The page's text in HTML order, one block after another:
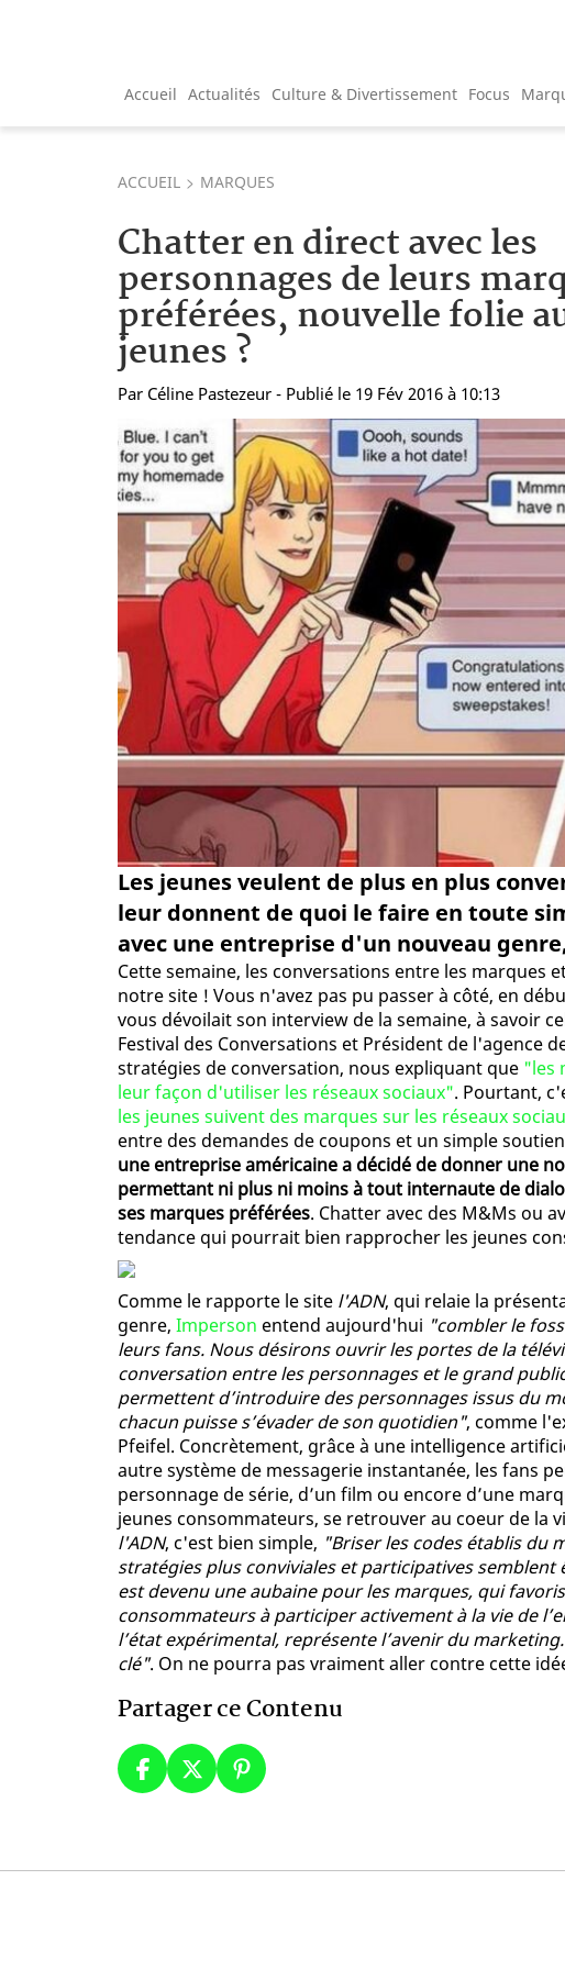
Accueil Actualités Culture & Divertissement Focus
ACCUEIL MARQUES
Chatter en direct avec les
personnages de leurs
préférées, nouvelle folie
jeunes ?
Par Céline Pastezeur - Publié le 19 Fév 2016 à 10:13
Les jeunes veulent de plus en plus
leur donnent de quoi le faire en toute
avec une entreprise d'un nouveau
Cette semaine, les conversations entre les
notre site ! Vous n'avez pas pu passer à côté, en
vous dévoilait son interview de la semaine, à savoir
Festival des Conversations et Président de l'agence
stratégies de conversation, nous expliquant que "les
leur façon d'utiliser les réseaux sociaux". Pourtant,
les jeunes suivent des marques sur les réseaux
entre des demandes de coupons et un simple
une entreprise américaine a décidé de donner une
permettant ni plus ni moins à tout internaute de
ses marques préférées. Chatter avec des M&Ms ou
tendance qui pourrait bien rapprocher les jeunes
Comme le rapporte le site l'ADN, qui relaie la
genre, Imperson entend aujourd'hui "combler le
leurs fans. Nous désirons ouvrir les portes de la
conversation entre les personnages et le grand
permettent d’introduire des personnages issus du
chacun puisse s’évader de son quotidien", comme
Pfeifel. Concrètement, grâce à une intelligence
autre système de messagerie instantanée, les fans
personnage de série, d’un film ou encore d’une
jeunes consommateurs, se retrouver au coeur de la
l'ADN, c'est bien simple, "Briser les codes établis du
stratégies plus conviviales et participatives
est devenu une aubaine pour les marques, qui
consommateurs à participer activement à la vie de
l’état expérimental, représente l’avenir du
clé". On ne pourra pas vraiment aller contre cette
Partager ce Contenu